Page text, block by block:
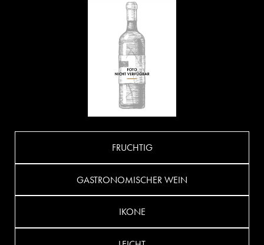
FRUCHTIG
GASTRONOMISCHER WEIN
IKONE